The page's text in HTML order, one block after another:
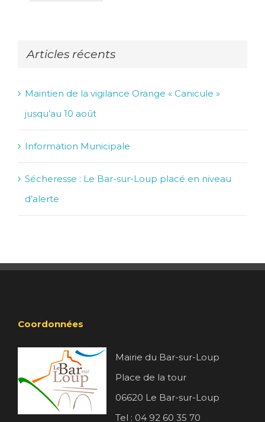
Articles récents
Maintien de la vigilance Orange « Canicule »
jusqu’au 10 août
Information Municipale
Sécheresse : Le Bar-sur-Loup placé en niveau
d’alerte
Coordonnées
Mairie du Bar-sur-Loup
Place de la tour
06620 Le Bar-sur-Loup
Tel : 04 92 60 35 70